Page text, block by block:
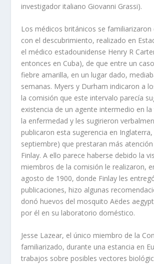
investigador italiano Giovanni Grassi).
Los médicos británicos se familiarizaron
con el descubrimiento, realizado en
el médico estadounidense Henry R
entonces en Cuba), de que entre un
fiebre amarilla, en un lugar dado,
semanas. Myers y Durham indicaron a
la comisión que este intervalo parecía
existencia de un agente intermedio en
la enfermedad y les sugirieron
publicaron esta sugerencia en Inglaterra,
septiembre) que prestaran más
Finlay. A ello parece haberse debido la
miembros de la comisión le realizaron,
agosto de 1900, donde Finlay les
publicaciones, hizo algunas
donó huevos del mosquito Aëdes
por él en su laboratorio doméstico.
Jesse Lazear, el único miembro de la
familiarizado, durante una estancia en
trabajos sobre posibles vectores